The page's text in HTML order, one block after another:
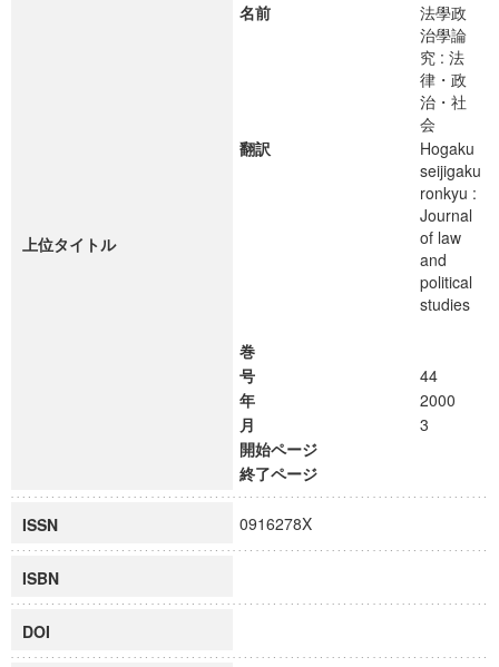
上位タイトル
名前
法學政
治學論
究 : 法
律・政
治・社
会
翻訳
Hogaku
seijigaku
ronkyu :
Journal
of law
and
political
studies
巻
号
44
年
2000
月
3
開始ページ
終了ページ
ISSN 0916278X
ISBN
DOI